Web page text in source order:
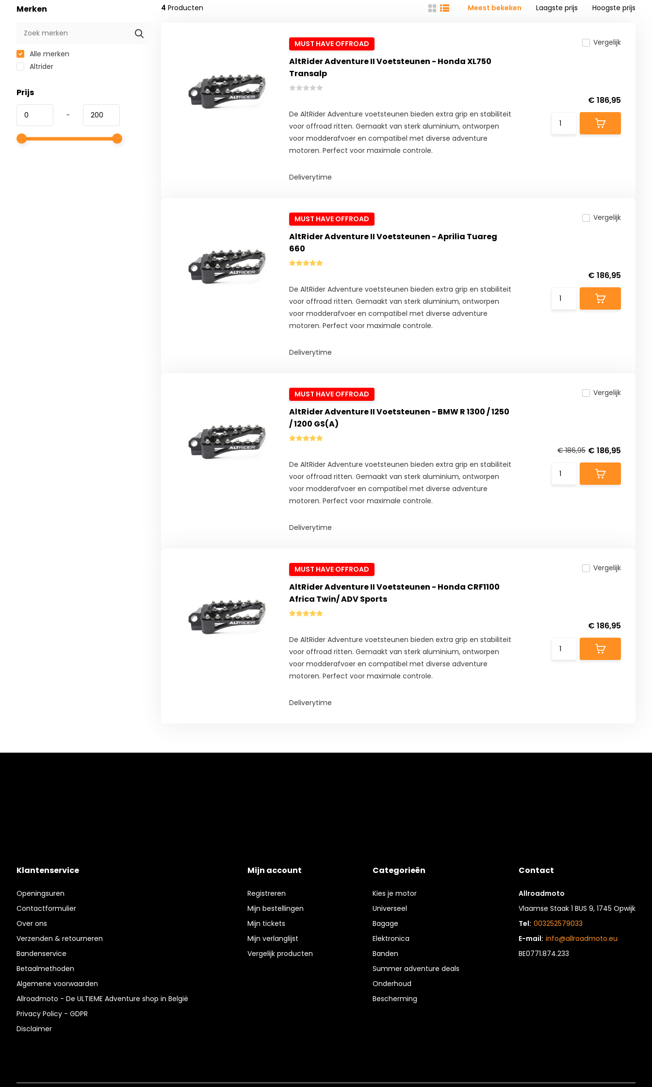
Merken
Alle merken
Altrider
Prijs
-
4 Producten Meest bekeken Laagste prijs Hoogste prijs
MUST HAVE OFFROAD
AltRider Adventure II Voetsteunen - Honda XL750
Transalp
De AltRider Adventure voetsteunen bieden extra grip en stabiliteit
voor offroad ritten. Gemaakt van sterk aluminium, ontworpen
voor modderafvoer en compatibel met diverse adventure
motoren. Perfect voor maximale controle.
Deliverytime
Vergelijk
€ 186,95
MUST HAVE OFFROAD
AltRider Adventure II Voetsteunen - Aprilia Tuareg
660
De AltRider Adventure voetsteunen bieden extra grip en stabiliteit
voor offroad ritten. Gemaakt van sterk aluminium, ontworpen
voor modderafvoer en compatibel met diverse adventure
motoren. Perfect voor maximale controle.
Deliverytime
Vergelijk
€ 186,95
MUST HAVE OFFROAD
AltRider Adventure II Voetsteunen - BMW R 1300 / 1250
/ 1200 GS(A)
De AltRider Adventure voetsteunen bieden extra grip en stabiliteit
voor offroad ritten. Gemaakt van sterk aluminium, ontworpen
voor modderafvoer en compatibel met diverse adventure
motoren. Perfect voor maximale controle.
Deliverytime
Vergelijk
€ 186,95 € 186,95
MUST HAVE OFFROAD
AltRider Adventure II Voetsteunen - Honda CRF1100
Africa Twin/ ADV Sports
De AltRider Adventure voetsteunen bieden extra grip en stabiliteit
voor offroad ritten. Gemaakt van sterk aluminium, ontworpen
voor modderafvoer en compatibel met diverse adventure
motoren. Perfect voor maximale controle.
Deliverytime
Vergelijk
€ 186,95
Klantenservice
Openingsuren
Contactformulier
Over ons
Verzenden & retourneren
Bandenservice
Betaalmethoden
Algemene voorwaarden
Allroadmoto - De ULTIEME Adventure shop in België
Privacy Policy - GDPR
Disclaimer
Mijn account
Registreren
Mijn bestellingen
Mijn tickets
Mijn verlanglijst
Vergelijk producten
Categorieën
Kies je motor
Universeel
Bagage
Elektronica
Banden
Summer adventure deals
Onderhoud
Bescherming
Contact
Allroadmoto
Vlaamse Staak 1 BUS 9, 1745 Opwijk
Tel: 003252579033
E-mail: info@allroadmoto.eu
BE0771.874.233